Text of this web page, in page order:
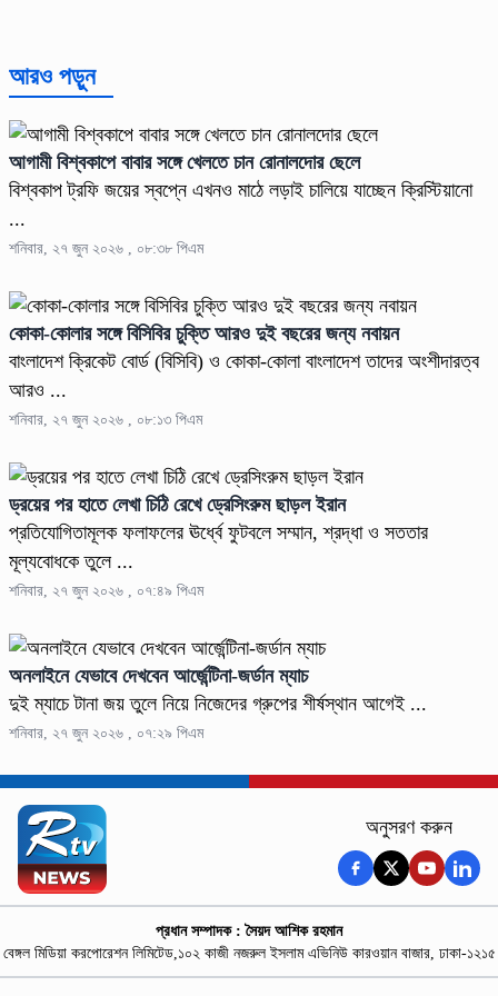
আরও পড়ুন
আগামী বিশ্বকাপে বাবার সঙ্গে খেলতে চান রোনালদোর ছেলে
বিশ্বকাপ ট্রফি জয়ের স্বপ্নে এখনও মাঠে লড়াই চালিয়ে যাচ্ছেন ক্রিস্টিয়ানো
...
শনিবার, ২৭ জুন ২০২৬ , ০৮:৩৮ পিএম
কোকা-কোলার সঙ্গে বিসিবির চুক্তি আরও দুই বছরের জন্য নবায়ন
বাংলাদেশ ক্রিকেট বোর্ড (বিসিবি) ও কোকা-কোলা বাংলাদেশ তাদের অংশীদারত্ব
আরও ...
শনিবার, ২৭ জুন ২০২৬ , ০৮:১৩ পিএম
ড্রয়ের পর হাতে লেখা চিঠি রেখে ড্রেসিংরুম ছাড়ল ইরান
প্রতিযোগিতামূলক ফলাফলের ঊর্ধ্বে ফুটবলে সম্মান, শ্রদ্ধা ও সততার
মূল্যবোধকে তুলে ...
শনিবার, ২৭ জুন ২০২৬ , ০৭:৪৯ পিএম
অনলাইনে যেভাবে দেখবেন আর্জেন্টিনা-জর্ডান ম্যাচ
দুই ম্যাচে টানা জয় তুলে নিয়ে নিজেদের গ্রুপের শীর্ষস্থান আগেই ...
শনিবার, ২৭ জুন ২০২৬ , ০৭:২৯ পিএম
অনুসরণ করুন
প্রধান সম্পাদক : সৈয়দ আশিক রহমান
বেঙ্গল মিডিয়া করপোরেশন লিমিটেড,১০২ কাজী নজরুল ইসলাম এভিনিউ কারওয়ান বাজার, ঢাকা-১২১৫